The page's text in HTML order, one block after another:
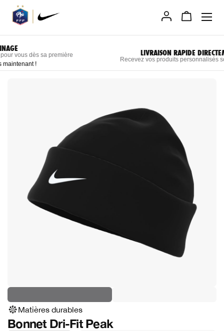
Allez
au
contenu
LIVRAISON RAPIDE DIRECTEMENT CHEZ VOUS
Recevez vos produits personnalisés sous 3 semaines maximum
Bonnet Dri-Fit Peak
Matières durables